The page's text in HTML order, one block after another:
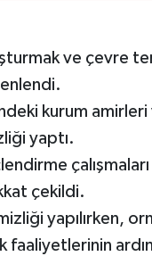
ve çevre
kurum amirleri
yaptı.
çekildi.
yapılırken,
faaliyetlerinin